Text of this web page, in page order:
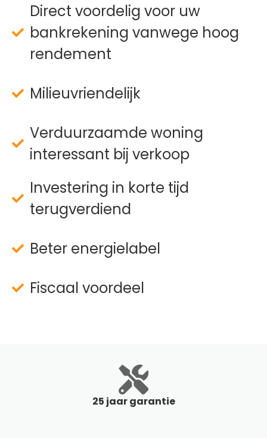
Direct voordelig voor uw
bankrekening vanwege hoog
rendement
Milieuvriendelijk
Verduurzaamde woning
interessant bij verkoop
Investering in korte tijd
terugverdiend
Beter energielabel
Fiscaal voordeel
25 jaar garantie